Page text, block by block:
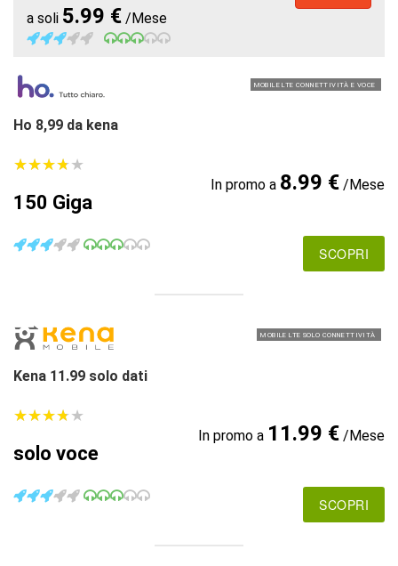
a soli 5.99 € /Mese
MOBILE LTE CONNETTIVITÀ E VOCE
Ho 8,99 da kena
★★★★★
★★★★★
150 Giga
In promo a 8.99 €/Mese
SCOPRI
MOBILE LTE SOLO CONNETTIVITÀ
Kena 11.99 solo dati
★★★★★
★★★★★
solo voce
In promo a 11.99 €/Mese
SCOPRI